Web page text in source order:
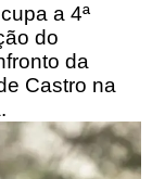
a 4ª
do
da
Castro na